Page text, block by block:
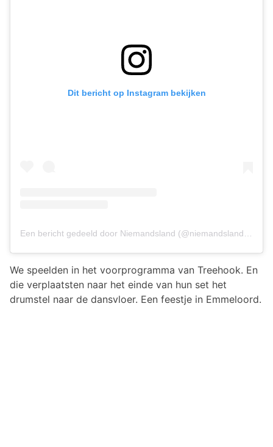
Dit bericht op Instagram bekijken
We speelden in het voorprogramma van Treehook. En
die verplaatsten naar het einde van hun set het
drumstel naar de dansvloer. Een feestje in Emmeloord.